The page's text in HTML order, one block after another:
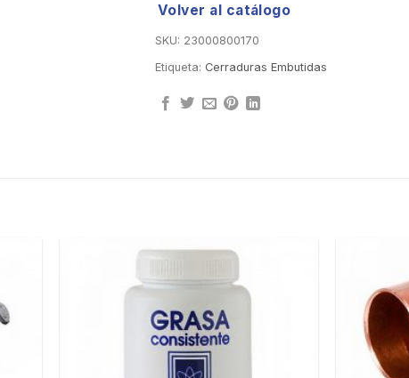
Volver al catálogo
SKU: 23000800170
Etiqueta: Cerraduras Embutidas